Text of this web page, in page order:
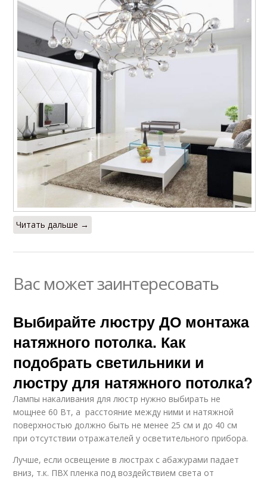
Читать дальше →
Вас может заинтересовать
Выбирайте люстру ДО монтажа
натяжного потолка. Как
подобрать светильники и
люстру для натяжного потолка?
Лампы накаливания для люстр нужно выбирать не
мощнее 60 Вт, а расстояние между ними и натяжной
поверхностью должно быть не менее 25 см и до 40 см
при отсутствии отражателей у осветительного прибора.
Лучше, если освещение в люстрах с абажурами падает
вниз, т.к. ПВХ пленка под воздействием света от